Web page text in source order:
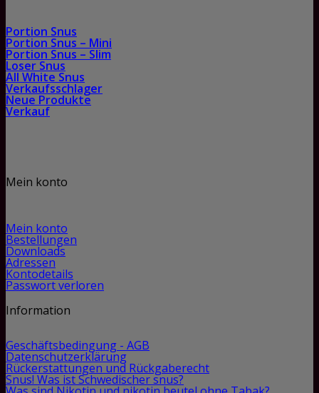
Portion Snus
Portion Snus – Mini
Portion Snus – Slim
Loser Snus
All White Snus
Verkaufsschlager
Neue Produkte
Verkauf
Mein konto
Mein konto
Bestellungen
Downloads
Adressen
Kontodetails
Passwort verloren
Information
Geschäftsbedingung - AGB
Datenschutzerklärung
Rückerstattungen und Rückgaberecht
Snus! Was ist Schwedischer snus?